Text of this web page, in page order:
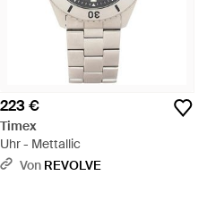
223 €
Timex
Uhr - Mettallic
Von REVOLVE